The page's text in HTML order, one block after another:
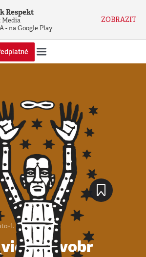
Respekt
Media
- na Google Play
ZOBRAZIT
•1. 1. 2000